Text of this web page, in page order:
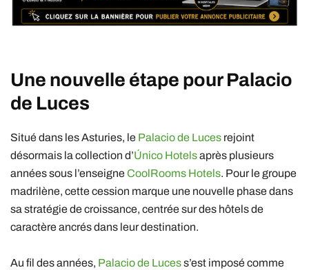
Une nouvelle étape pour Palacio
de Luces
Situé dans les Asturies, le Palacio de Luces rejoint
désormais la collection d’Único Hotelsaprès plusieurs
années sous l’enseigneCoolRooms Hotels. Pour le groupe
madrilène, cette cession marque une nouvelle phase dans
sa stratégie de croissance, centrée sur des hôtels de
caractère ancrés dans leur destination.
Au fil des années, Palacio de Lucess’est imposé comme